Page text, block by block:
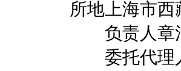
所地上海市
负责人章
委托代理人